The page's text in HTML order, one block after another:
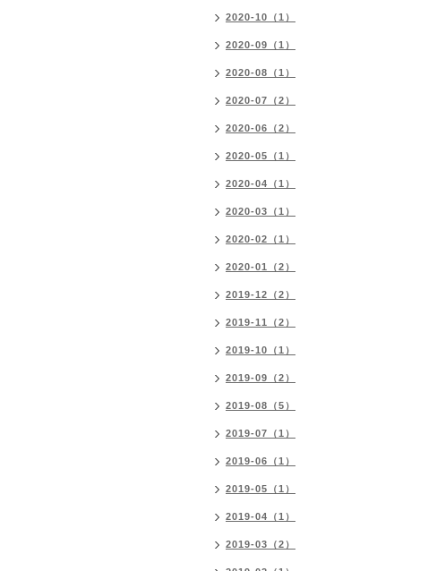
2020-10（1）
2020-09（1）
2020-08（1）
2020-07（2）
2020-06（2）
2020-05（1）
2020-04（1）
2020-03（1）
2020-02（1）
2020-01（2）
2019-12（2）
2019-11（2）
2019-10（1）
2019-09（2）
2019-08（5）
2019-07（1）
2019-06（1）
2019-05（1）
2019-04（1）
2019-03（2）